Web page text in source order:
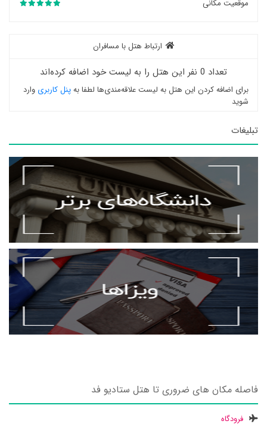
موقعیت مکانی
ارتباط هتل با مسافران
تعداد 0 نفر این هتل را به لیست خود اضافه کرده‌اند
برای اضافه کردن این هتل به لیست علاقه‌مندی‌ها لطفا بهپنل کاربری وارد
شوید
تبلیغات
فاصله مکان های ضروری تا هتل ستادیو فد
فرودگاه